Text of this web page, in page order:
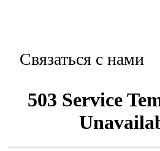
Связаться с нами